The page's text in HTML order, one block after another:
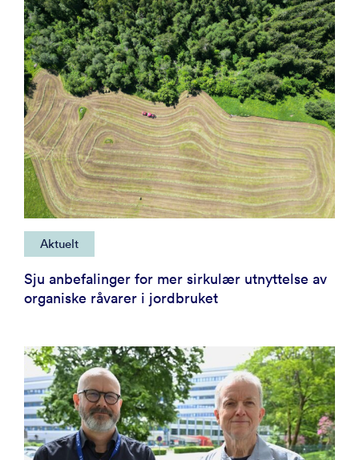
Aktuelt
Sju anbefalinger for mer sirkulær utnyttelse av
organiske råvarer i jordbruket